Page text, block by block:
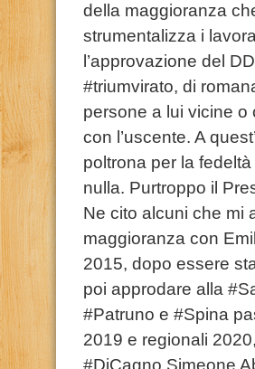
della maggioranza
strumentalizza i
l’approvazione del
#triumvirato, di
persone a lui vicine
con l’uscente. A
poltrona per la
nulla. Purtroppo il
Ne cito alcuni che mi
maggioranza con
2015, dopo essere
poi approdare alla
#Patruno e #Spina
2019 e regionali
#DiCagno Simeone